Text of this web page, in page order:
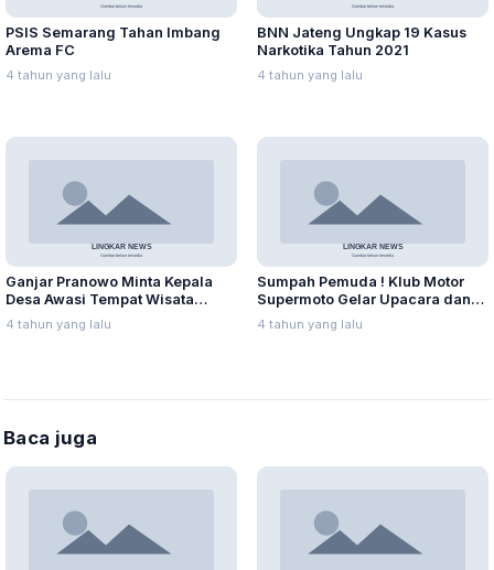
PSIS Semarang Tahan Imbang
Arema FC
4 tahun yang lalu
BNN Jateng Ungkap 19 Kasus
Narkotika Tahun 2021
4 tahun yang lalu
Ganjar Pranowo Minta Kepala
Desa Awasi Tempat Wisata
Selama Nataru
4 tahun yang lalu
Sumpah Pemuda ! Klub Motor
Supermoto Gelar Upacara dan
Tabur Benih Ikan
4 tahun yang lalu
Baca juga